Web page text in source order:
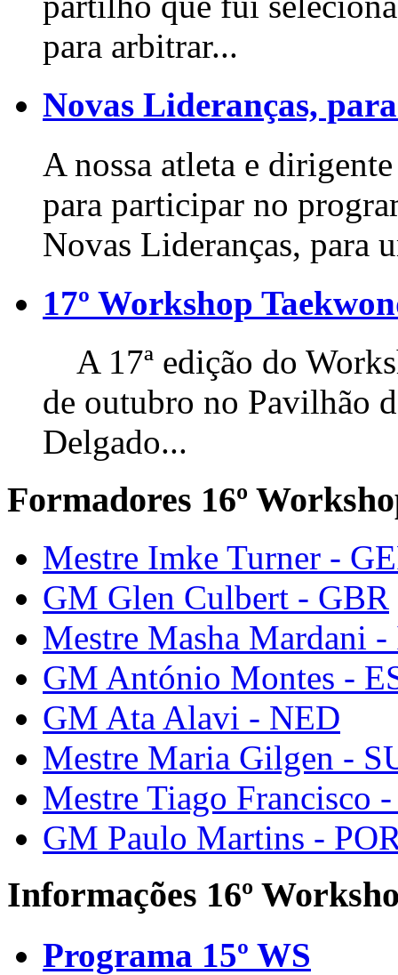
para arbitrar...
Novas Lideranças,
A nossa atleta e
para participar no
Novas Lideranças, para
17º Workshop
A 17ª edição do
de outubro no Pavilhão
Delgado...
Formadores 16º
Mestre Imke Turner -
GM Glen Culbert - GBR
Mestre Masha Mardani
GM António Montes -
GM Ata Alavi - NED
Mestre Maria Gilgen -
Mestre Tiago Francisco
GM Paulo Martins -
Informações 16º
Programa 15º WS